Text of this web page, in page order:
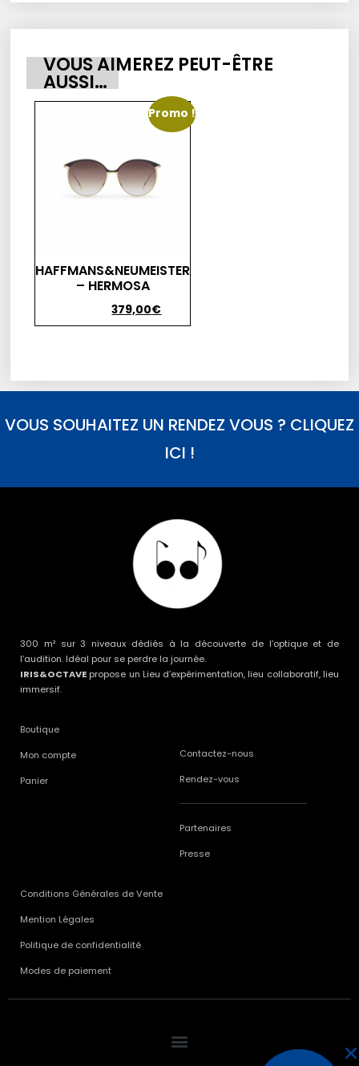
VOUS AIMEREZ PEUT-ÊTRE
AUSSI…
Promo !
HAFFMANS&NEUMEISTER
– HERMOSA
379,00€
VOUS SOUHAITEZ UN RENDEZ VOUS ? CLIQUEZ
ICI !
300 m² sur 3 niveaux dédiés à la découverte de l’optique et de
l’audition. Idéal pour se perdre la journée.
IRIS&OCTAVE propose un Lieu d’expérimentation, lieu collaboratif, lieu
immersif.
Boutique
Mon compte
Panier
Contactez-nous
Rendez-vous
Partenaires
Presse
Conditions Générales de Vente
Mention Légales
Politique de confidentialité
Modes de paiement